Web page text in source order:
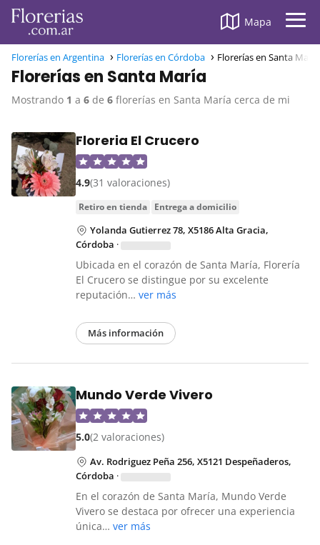
Mapa
Florerías en Argentina Florerías en Córdoba Florerías en Santa María
Florerías en Santa María
Mostrando 1 a 6 de 6 florerías en Santa María cerca de mi
Floreria El Crucero
4.9(31 valoraciones)
retiro en tienda entrega a domicilio
Yolanda Gutierrez 78, X5186 Alta Gracia,
Córdoba ·
Ubicada en el corazón de Santa María, Florería
El Crucero se distingue por su excelente
reputación… ver más
Más información
Mundo Verde Vivero
5.0(2 valoraciones)
Av. Rodriguez Peña 256, X5121 Despeñaderos,
Córdoba ·
En el corazón de Santa María, Mundo Verde
Vivero se destaca por ofrecer una experiencia
única… ver más